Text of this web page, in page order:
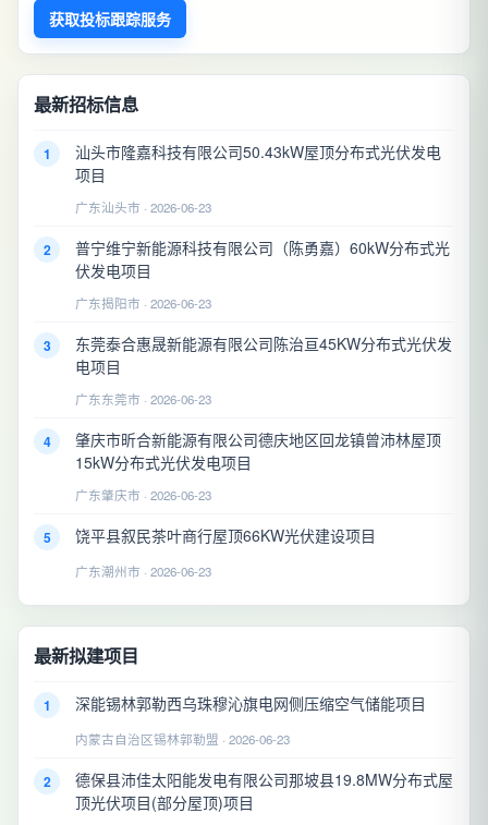
获取投标跟踪服务
最新招标信息
1
汕头市隆嘉科技有限公司50.43kW屋顶分布式光伏发电
项目
广东汕头市 · 2026-06-23
2
普宁维宁新能源科技有限公司（陈勇嘉）60kW分布式光
伏发电项目
广东揭阳市 · 2026-06-23
3
东莞泰合惠晟新能源有限公司陈治亘45KW分布式光伏发
电项目
广东东莞市 · 2026-06-23
4
肇庆市昕合新能源有限公司德庆地区回龙镇曾沛林屋顶
15kW分布式光伏发电项目
广东肇庆市 · 2026-06-23
5 饶平县叙民茶叶商行屋顶66KW光伏建设项目
广东潮州市 · 2026-06-23
最新拟建项目
1 深能锡林郭勒西乌珠穆沁旗电网侧压缩空气储能项目
内蒙古自治区锡林郭勒盟 · 2026-06-23
2
德保县沛佳太阳能发电有限公司那坡县19.8MW分布式屋
顶光伏项目(部分屋顶)项目